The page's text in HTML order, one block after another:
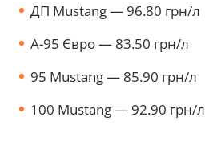
ДП Mustang — 96.80 грн/л
А-95 Євро — 83.50 грн/л
95 Mustang — 85.90 грн/л
100 Mustang — 92.90 грн/л